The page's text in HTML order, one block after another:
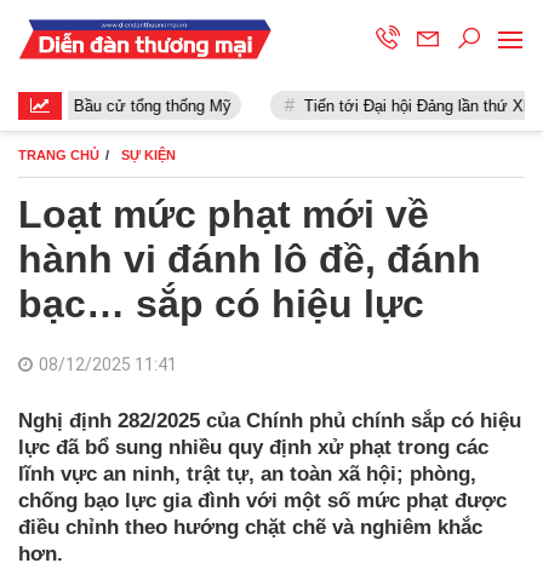
Bầu cử tổng thống Mỹ Tiến tới Đại hội Đảng lần thứ XIII
TRANG CHỦ SỰ KIỆN
Loạt mức phạt mới về
hành vi đánh lô đề, đánh
bạc… sắp có hiệu lực
08/12/2025 11:41
Nghị định 282/2025 của Chính phủ chính sắp có hiệu
lực đã bổ sung nhiều quy định xử phạt trong các
lĩnh vực an ninh, trật tự, an toàn xã hội; phòng,
chống bạo lực gia đình với một số mức phạt được
điều chỉnh theo hướng chặt chẽ và nghiêm khắc
hơn.